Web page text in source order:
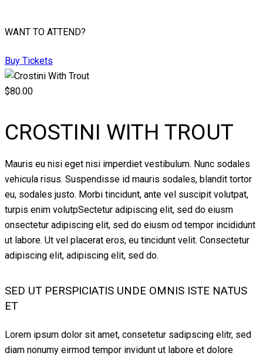
WANT TO ATTEND?
Buy Tickets
$80.00
CROSTINI WITH TROUT
Mauris eu nisi eget nisi imperdiet vestibulum. Nunc sodales
vehicula risus. Suspendisse id mauris sodales, blandit tortor
eu, sodales justo. Morbi tincidunt, ante vel suscipit volutpat,
turpis enim volutpSectetur adipiscing elit, sed do eiusm
onsectetur adipiscing elit, sed do eiusm od tempor incididunt
ut labore. Ut vel placerat eros, eu tincidunt velit. Consectetur
adipiscing elit, adipiscing elit, sed do.
SED UT PERSPICIATIS UNDE OMNIS ISTE NATUS
ET
Lorem ipsum dolor sit amet, consetetur sadipscing elitr, sed
diam nonumy eirmod tempor invidunt ut labore et dolore